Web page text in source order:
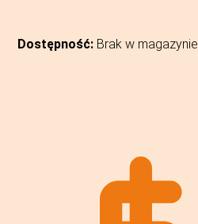
Dostępność: Brak w magazynie